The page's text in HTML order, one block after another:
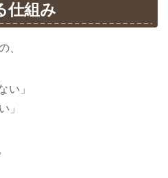
仕組み
、
い」
」